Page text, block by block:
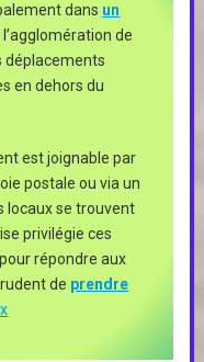
dans un
de
déplacements
en dehors du
est joignable par
postale ou via un
locaux se trouvent
privilégie ces
répondre aux
de prendre